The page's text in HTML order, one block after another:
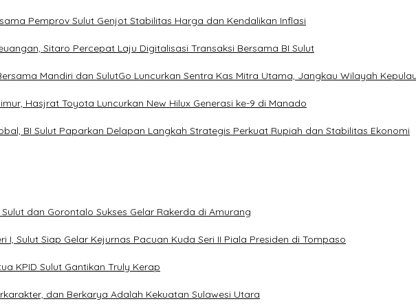
Pemprov Sulut Genjot Stabilitas Harga dan Kendalikan Inflasi
Sitaro Percepat Laju Digitalisasi Transaksi Bersama BI Sulut
Mandiri dan SulutGo Luncurkan Sentra Kas Mitra Utama, Jangkau Wilayah
Hasjrat Toyota Luncurkan New Hilux Generasi ke-9 di Manado
BI Sulut Paparkan Delapan Langkah Strategis Perkuat Rupiah dan Stabilitas Ekonomi
dan Gorontalo Sukses Gelar Rakerda di Amurang
I, Sulut Siap Gelar Kejurnas Pacuan Kuda Seri II Piala Presiden di Tompaso
KPID Sulut Gantikan Truly Kerap
dan Berkarya Adalah Kekuatan Sulawesi Utara